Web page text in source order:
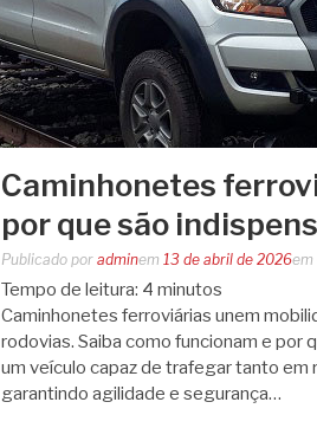
Caminhonetes
por que são
Publicado por adminem 13 de abril de 2026em
Tempo de leitura: 4 minutos
Caminhonetes ferroviárias unem
rodovias. Saiba como funcionam e por
um veículo capaz de trafegar tanto
garantindo agilidade e segurança…